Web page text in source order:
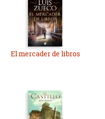
El mercader de libros